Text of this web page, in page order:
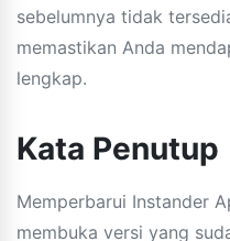
sebelumnya tidak
memastikan Anda
lengkap.
Kata Penutup
Memperbarui Instander
membuka versi yang